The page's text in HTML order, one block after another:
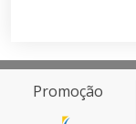
Promoção